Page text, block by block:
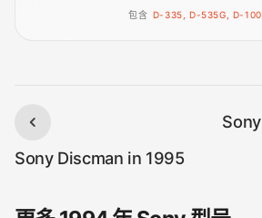
包含 D-335, D-535G, D-
Sony Discman in 1995